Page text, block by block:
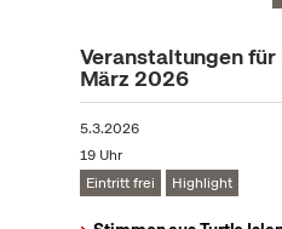
Veranstaltungen
März 2026
5.3.2026
19 Uhr
Eintritt frei
Highlight